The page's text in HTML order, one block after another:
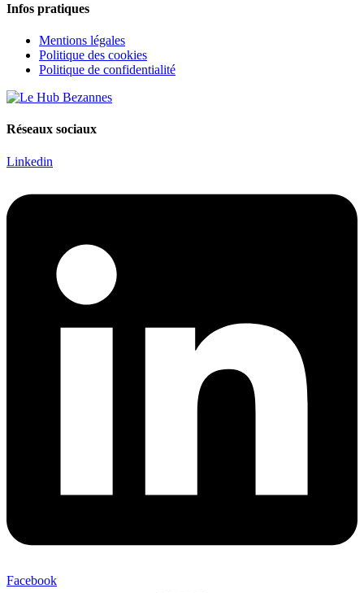
Infos pratiques
Mentions légales
Politique des cookies
Politique de confidentialité
Réseaux sociaux
Linkedin
Facebook